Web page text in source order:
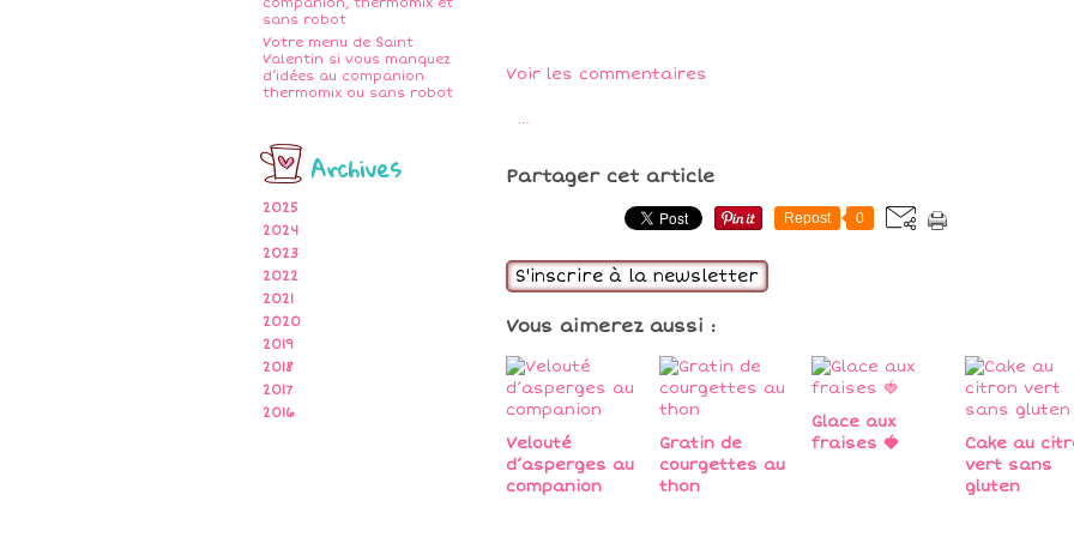
sans robot
Votre menu de Saint
Valentin si vous manquez
d’idées au companion
thermomix ou sans robot
Archives
2025
2024
2023
2022
2021
2020
2019
2018
2017
2016
Voir les commentaires
…
Partager cet article
Repost 0
S'inscrire à la newsletter
Vous aimerez aussi :
Velouté
d’asperges au
companion
Gratin de
courgettes au
thon
Glace aux
fraises 🍓
Cake au
vert sans
gluten